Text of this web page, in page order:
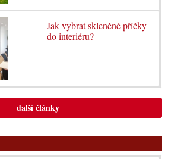
Jak vybrat skleněné příčky
do interiéru?
další články